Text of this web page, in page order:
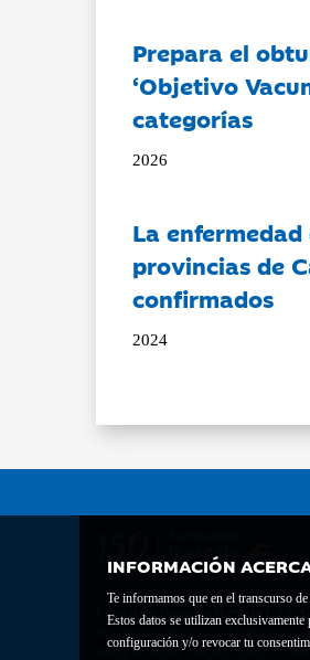
INFORMACIÓN
Te informamos que en el transcurso
Estos datos se utilizan
configuración y/o revocar tu
Prepara el
‘Objetivo
categorías
2026
La
provincias de
confirmados
2024
Fundación Bancaria Ibercaja C.I.F.
Inscrita en el Registro de Fundaciones
Domicilio social: Joaquín Costa, 13.